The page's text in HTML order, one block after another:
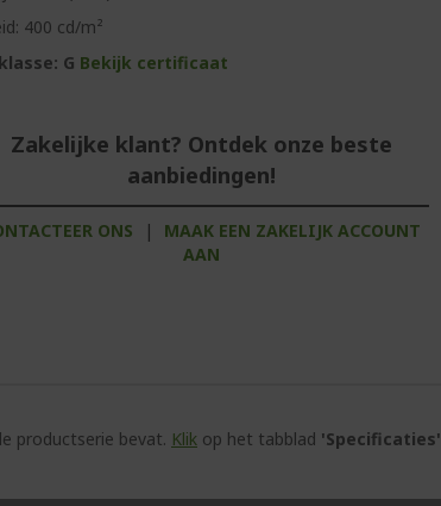
400 cd/m²
G Bekijk certificaat
Zakelijke klant? Ontdek onze beste
aanbiedingen!
ONS |
MAAK EEN ZAKELIJK ACCOUNT
AAN
productserie bevat. Klik op het tabblad 'Specificaties'